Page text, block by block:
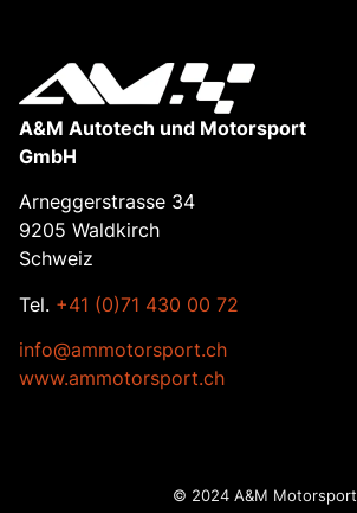
A&M Autotech und Motorsport
GmbH
Arneggerstrasse 34
9205 Waldkirch
Schweiz
Tel. +41 (0)71 430 00 72
info@ammotorsport.ch
www.ammotorsport.ch
© 2024 A&M Motorsport